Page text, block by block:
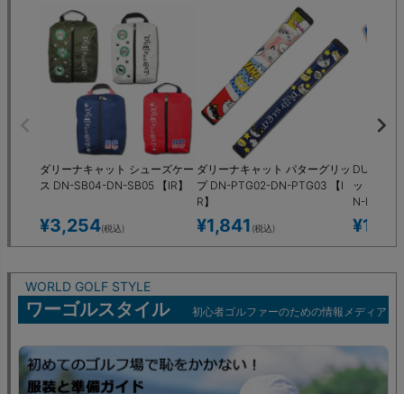
ダリーナキャット シューズケー
ス DN-SB04-DN-SB05 【IR】
¥3,254(税込)
ダリーナキャット パターグリッ
プ DN-PTG02-DN-PTG03 【I
R】
¥1,841 (税込)
DULLY
ット ハッ
N-M03-
¥
WORLD GOLF STYLE
ワーゴルスタイル 初心者ゴルファーのための情報メディア